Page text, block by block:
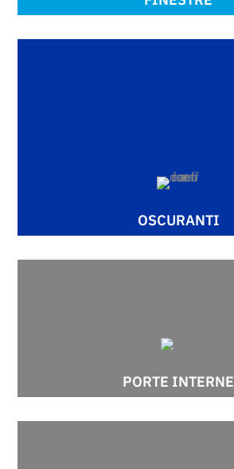
OSCURANTI
PORTE INTERNE